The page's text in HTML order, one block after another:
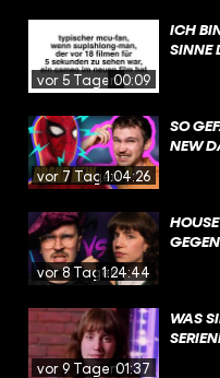
vor 5 Tagen00:09
ICH
SINNE
vor 7 Tagen1:04:26
SO
NEW
vor 8 Tagen1:24:44
vor 9 Tagen01:37
WAS